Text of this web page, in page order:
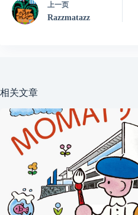
上一页
Razzmatazz
相关文章